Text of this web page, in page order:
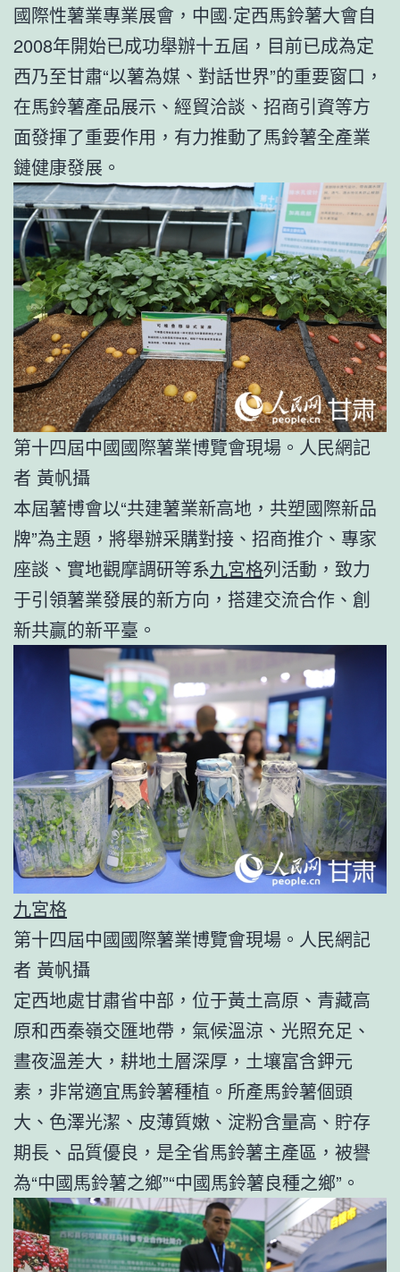
國際性薯業專業展會，中國·定西馬鈴薯大會自
2008年開始已成功舉辦十五屆，目前已成為定
西乃至甘肅“以薯為媒、對話世界”的重要窗口，
在馬鈴薯產品展示、經貿洽談、招商引資等方
面發揮了重要作用，有力推動了馬鈴薯全產業
鏈健康發展。
第十四屆中國國際薯業博覽會現場。人民網記
者 黃帆攝
本屆薯博會以“共建薯業新高地，共塑國際新品
牌”為主題，將舉辦采購對接、招商推介、專家
座談、實地觀摩調研等系九宮格列活動，致力
于引領薯業發展的新方向，搭建交流合作、創
新共贏的新平臺。
九宮格
第十四屆中國國際薯業博覽會現場。人民網記
者 黃帆攝
定西地處甘肅省中部，位于黃土高原、青藏高
原和西秦嶺交匯地帶，氣候溫涼、光照充足、
晝夜溫差大，耕地土層深厚，土壤富含鉀元
素，非常適宜馬鈴薯種植。所產馬鈴薯個頭
大、色澤光潔、皮薄質嫩、淀粉含量高、貯存
期長、品質優良，是全省馬鈴薯主產區，被譽
為“中國馬鈴薯之鄉”“中國馬鈴薯良種之鄉”。